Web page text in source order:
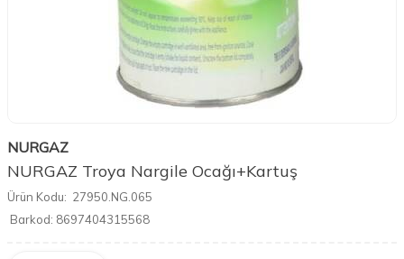
NURGAZ
NURGAZ Troya Nargile Ocağı+Kartuş
Ürün Kodu: 27950.NG.065
Barkod: 8697404315568